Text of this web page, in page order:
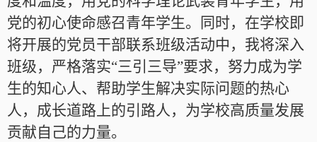
党的初心使命感召青年学生。同时，在学校即
将开展的党员干部联系班级活动中，我将深入
班级，严格落实“三引三导”要求，努力成为学
生的知心人、帮助学生解决实际问题的热心
人，成长道路上的引路人，为学校高质量发展
贡献自己的力量。